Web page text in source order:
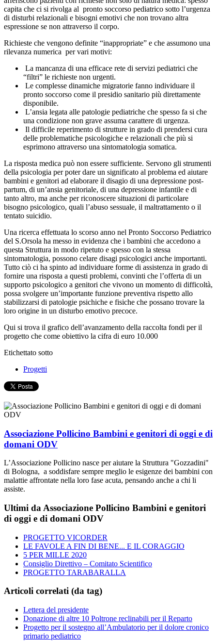
capita che ci si rivolga al pronto soccorso pediatrico sotto l’urgenza
di disturbi relazionali e bisogni emotivi che non trovano altra
espressione se non attraverso il corpo.
Richieste che vengono definite “inappropriate” e che assumono una
rilevanza numerica per vari motivi:
La mancanza di una efficace rete di servizi pediatrici che
“filtri” le richieste non urgenti.
Le complesse dinamiche migratorie fanno individuare il
pronto soccorso come il presidio sanitario più direttamente
disponibile.
L’ansia legata alle patologie pediatriche che spesso fa si che
una condizione non grave assuma carattere di urgenza.
Il difficile reperimento di strutture in grado di prendersi cura
delle problematiche psicologiche e relazionali che più si
esprimono attraverso una sintomatologia somatica.
La risposta medica può non essere sufficiente. Servono gli strumenti
della psicologia per poter dare un significato al problema ed aiutare
bambini e genitori ad elaborare il disagio di una depressione post-
partum, di un’ansia genitoriale, di una depressione infantile e di
tanto altro, ma anche per riconoscere situazioni di particolare
bisogno psicologico, quali l’abuso sessuale, il maltrattamento o il
tentato suicidio.
Una ricerca effettuata lo scorso anno nel Pronto Soccorso Pediatrico
del S.Orsola ha messo in evidenza che i bambini che accedono a
questa Struttura in modo ripetuto e spesso con la stessa
sintomatologia, possono celare disagi psicologici anche importanti.
Tutto ciò ci ha spinto ad individuare forme di assistenza in grado di
fornire una risposta a questi problemi, convinti che l’offerta di un
supporto psicologico a genitori che vivono un momento di difficoltà,
possa svolgere un’importante funzione preventiva rispetto allo
stabilizzarsi di patologie psichiche e fisiche che possano trovare la
loro origine in un disturbo emotivo precoce.
Qui si trova il grafico dell’avanzamento della raccolta fondi per il
progetto che come obiettivo la cifra di euro 10.000
Etichettato sotto
Progetti
Associazione Pollicino Bambini e genitori di oggi e di
domani ODV
L’Associazione Pollicino nasce per aiutare la Struttura "Gozzadini"
di Bologna, a soddisfare sempre meglio le esigenze dei bambini con
malattie affrontate nella loro fase acuta, pensando anche a chi li
assiste.
Ultimi da Associazione Pollicino Bambini e genitori
di oggi e di domani ODV
PROGETTO VICORDER
LE FAVOLE A FIN DI BENE... E IL CORAGGIO
5 PER MILLE 2020
Consiglio Direttivo – Comitato Scientifico
PROGETTO TARABARALLA
Articoli correlati (da tag)
Lettera del presidente
Donazione di altre 10 Poltrone reclinabili per il Reparto
Progetto per il sostegno all’Ambulatorio per il dolore cronico
primario pediatrico